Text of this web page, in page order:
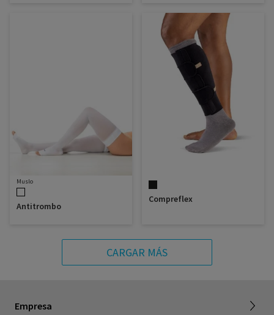
Muslo
Antitrombo
Compreflex
CARGAR MÁS
Empresa
Trabajar con nosotros